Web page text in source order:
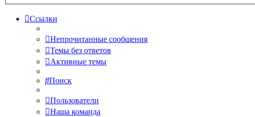
Ссылки
Непрочитанные сообщения
Темы без ответов
Активные темы
Поиск
Пользователи
Наша команда